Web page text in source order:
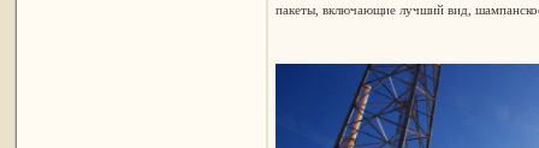
пакеты, включающие лучший вид,